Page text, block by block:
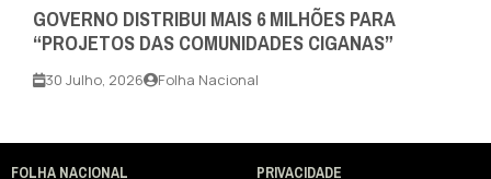
GOVERNO DISTRIBUI MAIS 6 MILHÕES PARA
“PROJETOS DAS COMUNIDADES CIGANAS”
30 Julho, 2026 Folha Nacional
FOLHA NACIONAL PRIVACIDADE